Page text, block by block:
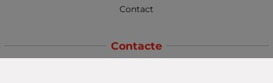
Contact
Contacte